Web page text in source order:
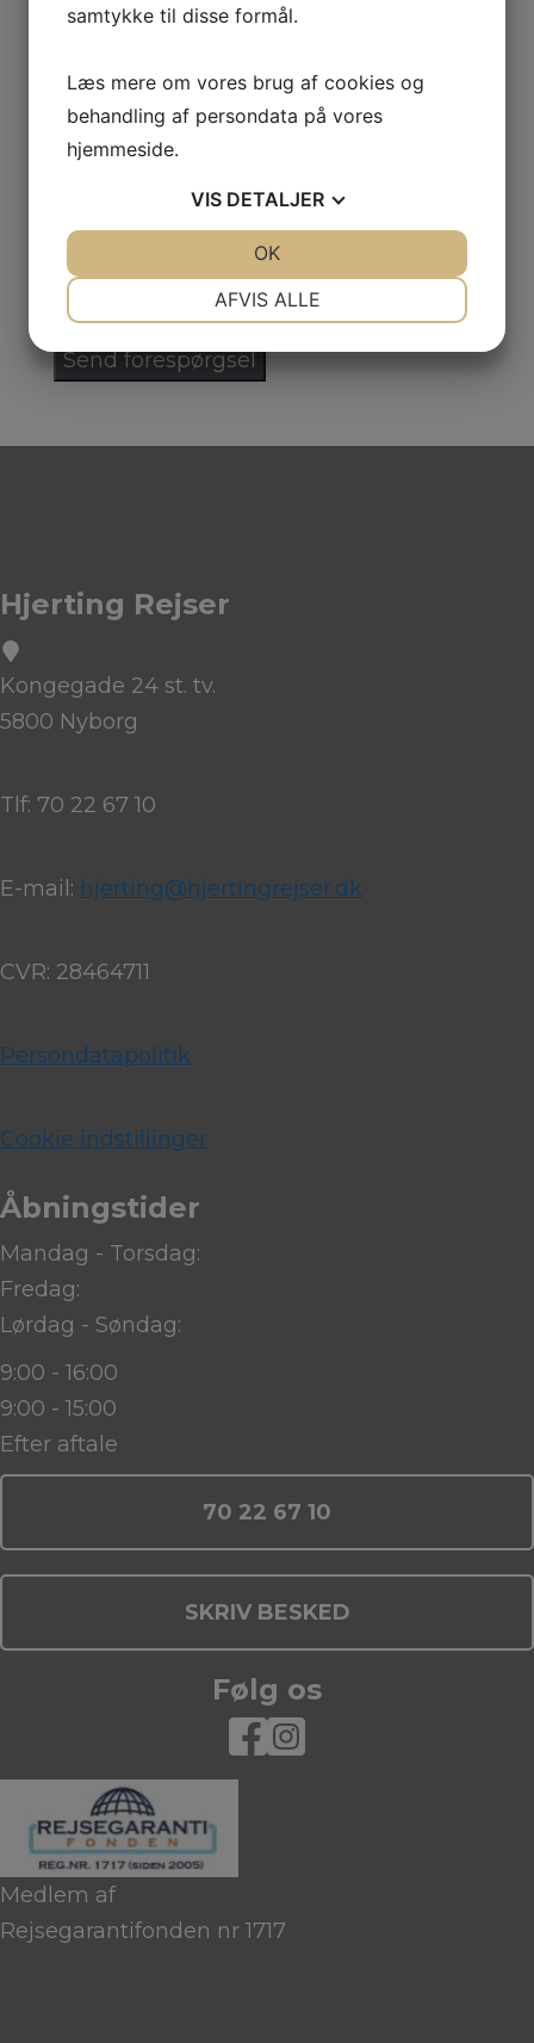
Telefon *
E-mail *
Hvor mange skal rejse
Hjerting Rejser
Kongegade 24 st. tv.
5800 Nyborg
Tlf: 70 22 67 10
E-mail: hjerting@hjertingrejser.dk
CVR: 28464711
Persondatapolitik
Cookie indstillinger
Åbningstider
Mandag - Torsdag:
Fredag:
Lørdag - Søndag:
9:00 - 16:00
9:00 - 15:00
Efter aftale
70 22 67 10
SKRIV BESKED
Følg os
Medlem af
Rejsegarantifonden nr 1717
samtykke til disse formål.
Læs mere om vores brug af cookies og
behandling af persondata på vores
hjemmeside.
VIS DETALJER
MARKETING
AFVIS ALLE
OK